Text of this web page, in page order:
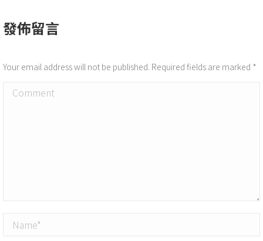
發佈留言
Your email address will not be published. Required fields are marked *
Comment
Name *